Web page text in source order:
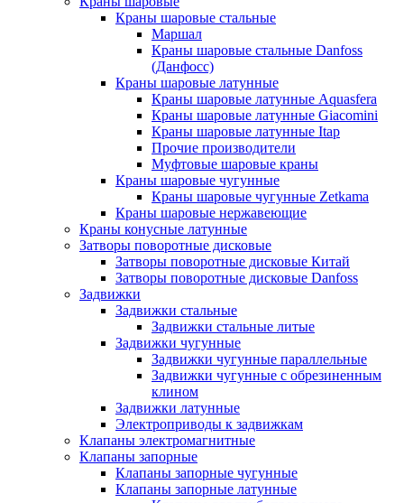
Краны шаровые стальные
Маршал
Краны шаровые стальные Danfoss
(Данфосс)
Краны шаровые латунные
Краны шаровые латунные Aquasfera
Краны шаровые латунные Giacomini
Краны шаровые латунные Itap
Прочие производители
Муфтовые шаровые краны
Краны шаровые чугунные
Краны шаровые чугунные Zetkama
Краны шаровые нержавеющие
Краны конусные латунные
Затворы поворотные дисковые
Затворы поворотные дисковые Китай
Затворы поворотные дисковые Danfoss
Задвижки
Задвижки стальные
Задвижки стальные литые
Задвижки чугунные
Задвижки чугунные параллельные
Задвижки чугунные с обрезиненным
клином
Задвижки латунные
Электроприводы к задвижкам
Клапаны электромагнитные
Клапаны запорные
Клапаны запорные чугунные
Клапаны запорные латунные